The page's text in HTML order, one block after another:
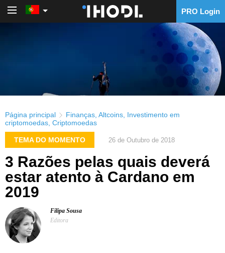
PRO Login
Página principal Finanças Altcoins Investimento em
criptomoedas Criptomoedas
TEMA DO MOMENTO 26 de Outubro de 2018
3 Razões pelas quais deverá
estar atento à Cardano em
2019
Filipa Sousa
Editora